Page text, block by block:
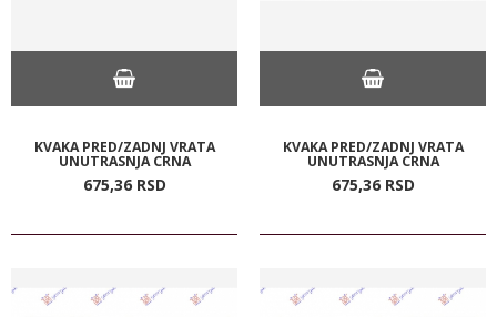
KVAKA PRED/ZADNJ VRATA
UNUTRASNJA CRNA
675,36 RSD
KVAKA PRED/ZADNJ VRATA
UNUTRASNJA CRNA
675,36 RSD